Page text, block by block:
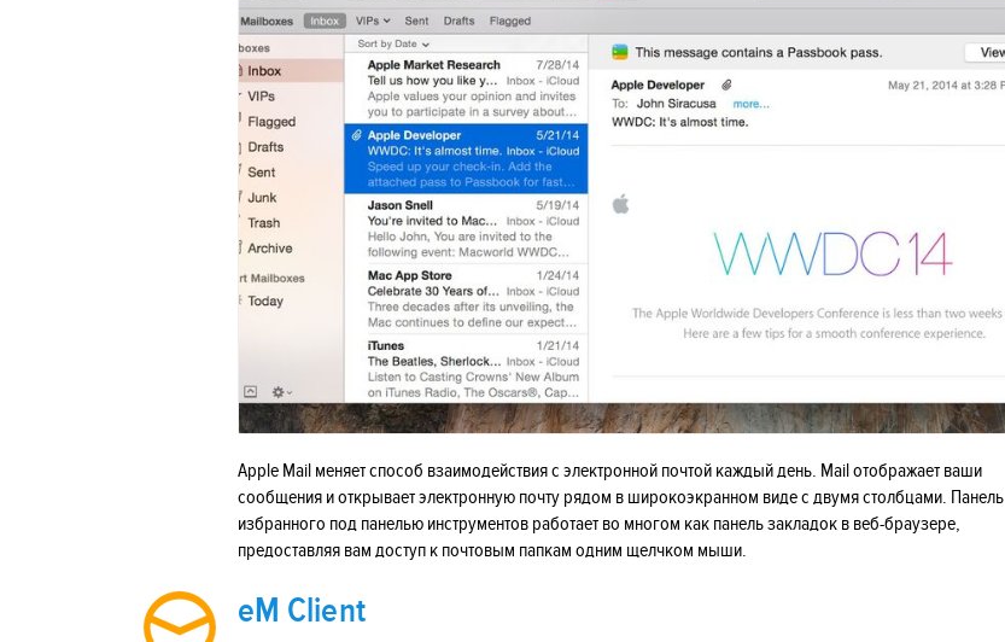
Apple Mail меняет способ взаимодействия с электронной почтой каждый день. Mail отображает ваши
сообщения и открывает электронную почту рядом в широкоэкранном виде с двумя столбцами. Панель
избранного под панелью инструментов работает во многом как панель закладок в веб-браузере,
предоставляя вам доступ к почтовым папкам одним щелчком мыши.
eM Client